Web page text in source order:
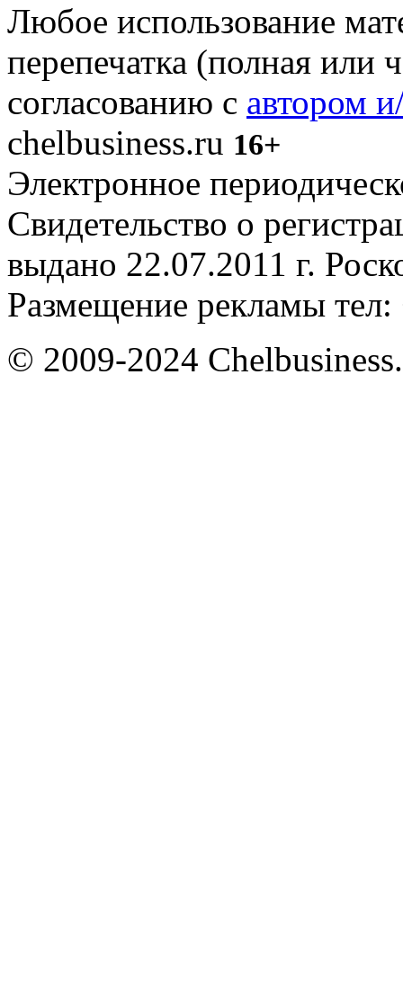
Любое использование
перепечатка (полная или
согласованию с автором
chelbusiness.ru 16+
Электронное
Свидетельство о
выдано 22.07.2011 г.
Размещение рекламы
© 2009-2024